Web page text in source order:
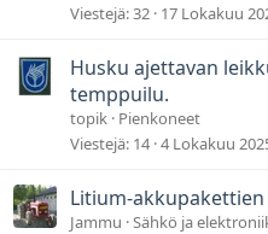
Viestejä 32 17 Lokakuu
Husku ajettavan
temppuilu.
topik Pienkoneet
Viestejä 14 4 Lokakuu
Litium-
Jammu Sähkö ja